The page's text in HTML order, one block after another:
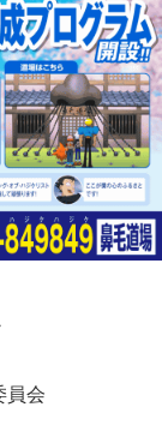
員会